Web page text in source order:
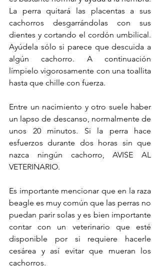
La perra quitará las placentas a sus
cachorros desgarrándolas con sus
dientes y cortando el cordón umbilical.
Ayúdela sólo si parece que descuida a
algún cachorro. A continuación
límpielo vigorosamente con una toallita
hasta que chille con fuerza.
Entre un nacimiento y otro suele haber
un lapso de descanso, normalmente de
unos 20 minutos. Si la perra hace
esfuerzos durante dos horas sin que
nazca ningún cachorro, AVISE AL
VETERINARIO.
Es importante mencionar que en la raza
beagle es muy común que las perras no
puedan parir solas y es bien importante
contar con un veterinario que esté
disponible por si requiere hacerle
cesárea y así evitar que mueran los
cachorros.